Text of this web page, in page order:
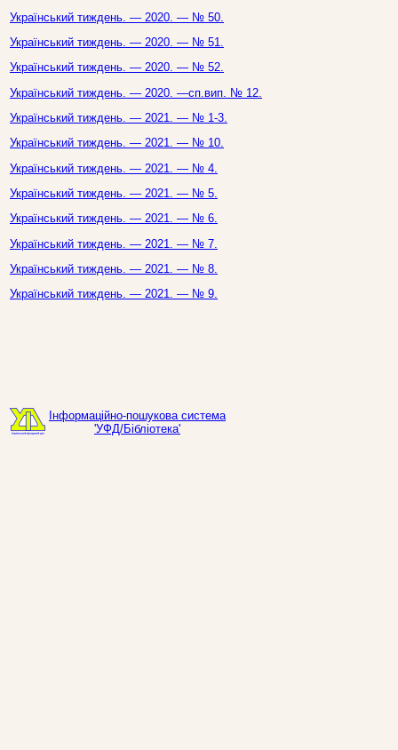
Український тиждень. — 2020. — № 50.
Український тиждень. — 2020. — № 51.
Український тиждень. — 2020. — № 52.
Український тиждень. — 2020. —сп.вип. № 12.
Український тиждень. — 2021. — № 1-3.
Український тиждень. — 2021. — № 10.
Український тиждень. — 2021. — № 4.
Український тиждень. — 2021. — № 5.
Український тиждень. — 2021. — № 6.
Український тиждень. — 2021. — № 7.
Український тиждень. — 2021. — № 8.
Український тиждень. — 2021. — № 9.
Інформаційно-пошукова система
'УФД/Бібліотека'